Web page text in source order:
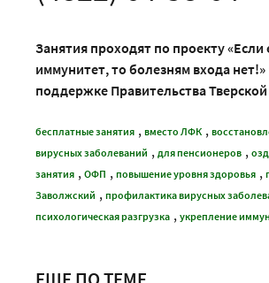
Занятия проходят по проекту «Если
иммунитет, то болезням входа нет!»
поддержке Правительства
бесплатные занятия , вместо ЛФК ,
вирусных заболеваний , для пенсионеров ,
занятия , ОФП , повышение уровня здоровья ,
Заволжский , профилактика вирусных
психологическая разгрузка , укрепление